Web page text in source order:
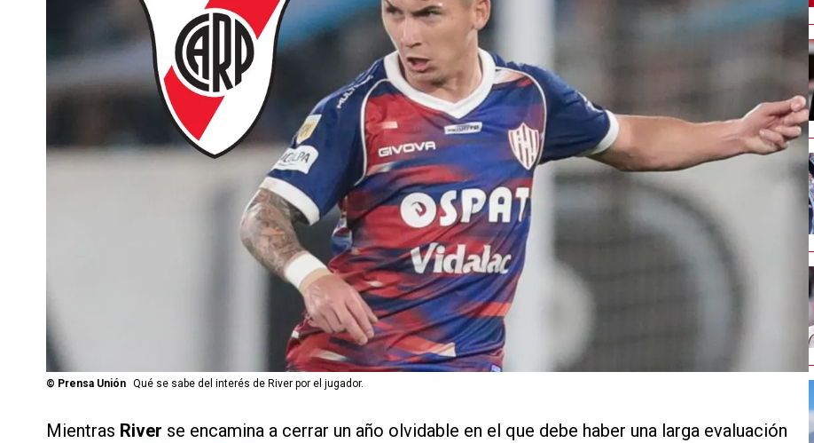
© Prensa Unión Qué se sabe del interés de River por el jugador.
Mientras River se encamina a cerrar un año olvidable en el que debe haber una larga evaluación